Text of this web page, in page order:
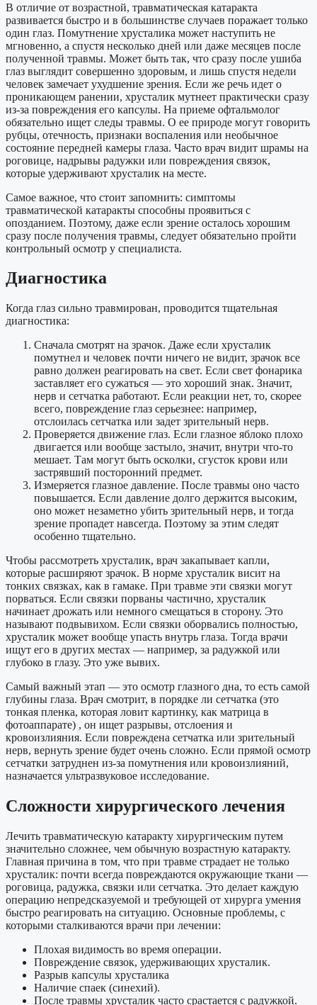
В отличие от возрастной, травматическая катаракта
развивается быстро и в большинстве случаев поражает только
один глаз. Помутнение хрусталика может наступить не
мгновенно, а спустя несколько дней или даже месяцев после
полученной травмы. Может быть так, что сразу после ушиба
глаз выглядит совершенно здоровым, и лишь спустя недели
человек замечает ухудшение зрения. Если же речь идет о
проникающем ранении, хрусталик мутнеет практически сразу
из-за повреждения его капсулы. На приеме офтальмолог
обязательно ищет следы травмы. О ее природе могут говорить
рубцы, отечность, признаки воспаления или необычное
состояние передней камеры глаза. Часто врач видит шрамы на
роговице, надрывы радужки или повреждения связок,
которые удерживают хрусталик на месте.
Самое важное, что стоит запомнить: симптомы
травматической катаракты способны проявиться с
опозданием. Поэтому, даже если зрение осталось хорошим
сразу после получения травмы, следует обязательно пройти
контрольный осмотр у специалиста.
Диагностика
Когда глаз сильно травмирован, проводится тщательная
диагностика:
Сначала смотрят на зрачок. Даже если хрусталик
помутнел и человек почти ничего не видит, зрачок все
равно должен реагировать на свет. Если свет фонарика
заставляет его сужаться — это хороший знак. Значит,
нерв и сетчатка работают. Если реакции нет, то, скорее
всего, повреждение глаз серьезнее: например,
отслоилась сетчатка или задет зрительный нерв.
Проверяется движение глаз. Если глазное яблоко плохо
двигается или вообще застыло, значит, внутри что-то
мешает. Там могут быть осколки, сгусток крови или
застрявший посторонний предмет.
Измеряется глазное давление. После травмы оно часто
повышается. Если давление долго держится высоким,
оно может незаметно убить зрительный нерв, и тогда
зрение пропадет навсегда. Поэтому за этим следят
особенно тщательно.
Чтобы рассмотреть хрусталик, врач закапывает капли,
которые расширяют зрачок. В норме хрусталик висит на
тонких связках, как в гамаке. При травме эти связки могут
порваться. Если связки порваны частично, хрусталик
начинает дрожать или немного смещаться в сторону. Это
называют подвывихом. Если связки оборвались полностью,
хрусталик может вообще упасть внутрь глаза. Тогда врачи
ищут его в других местах — например, за радужкой или
глубоко в глазу. Это уже вывих.
Самый важный этап — это осмотр глазного дна, то есть самой
глубины глаза. Врач смотрит, в порядке ли сетчатка (это
тонкая пленка, которая ловит картинку, как матрица в
фотоаппарате) , он ищет разрывы, отслоения и
кровоизлияния. Если повреждена сетчатка или зрительный
нерв, вернуть зрение будет очень сложно. Если прямой осмотр
сетчатки затруднен из-за помутнения или кровоизлияний,
назначается ультразвуковое исследование.
Сложности хирургического лечения
Лечить травматическую катаракту хирургическим путем
значительно сложнее, чем обычную возрастную катаракту.
Главная причина в том, что при травме страдает не только
хрусталик: почти всегда повреждаются окружающие ткани —
роговица, радужка, связки или сетчатка. Это делает каждую
операцию непредсказуемой и требующей от хирурга умения
быстро реагировать на ситуацию. Основные проблемы, с
которыми сталкиваются врачи при лечении:
Плохая видимость во время операции.
Повреждение связок, удерживающих хрусталик.
Разрыв капсулы хрусталика
Наличие спаек (синехий).
После травмы хрусталик часто срастается с радужкой.